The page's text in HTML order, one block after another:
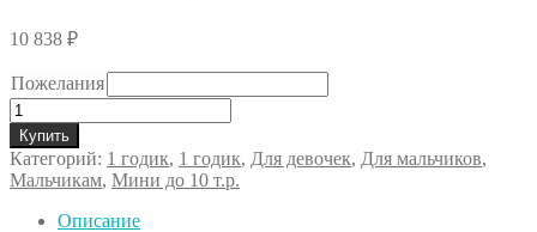
10 838 ₽
Пожелания
Количество
товара
"Мини
фотозона"
ЛЮБОЙ
ЦВЕТ
Купить
Категорий: 1 годик, 1 годик, Для девочек, Для мальчиков,
Мальчикам, Мини до 10 т.р.
Описание